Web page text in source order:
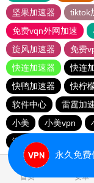
坚果加速器
tiktok
免费vqn外网加速
旋风加速器
免费
快连加速器
快连
快鸭加速器
快柠
软件中心
雷霆加
小美
小美vpn
海鸥加速器下载
首页 安卓
永久免